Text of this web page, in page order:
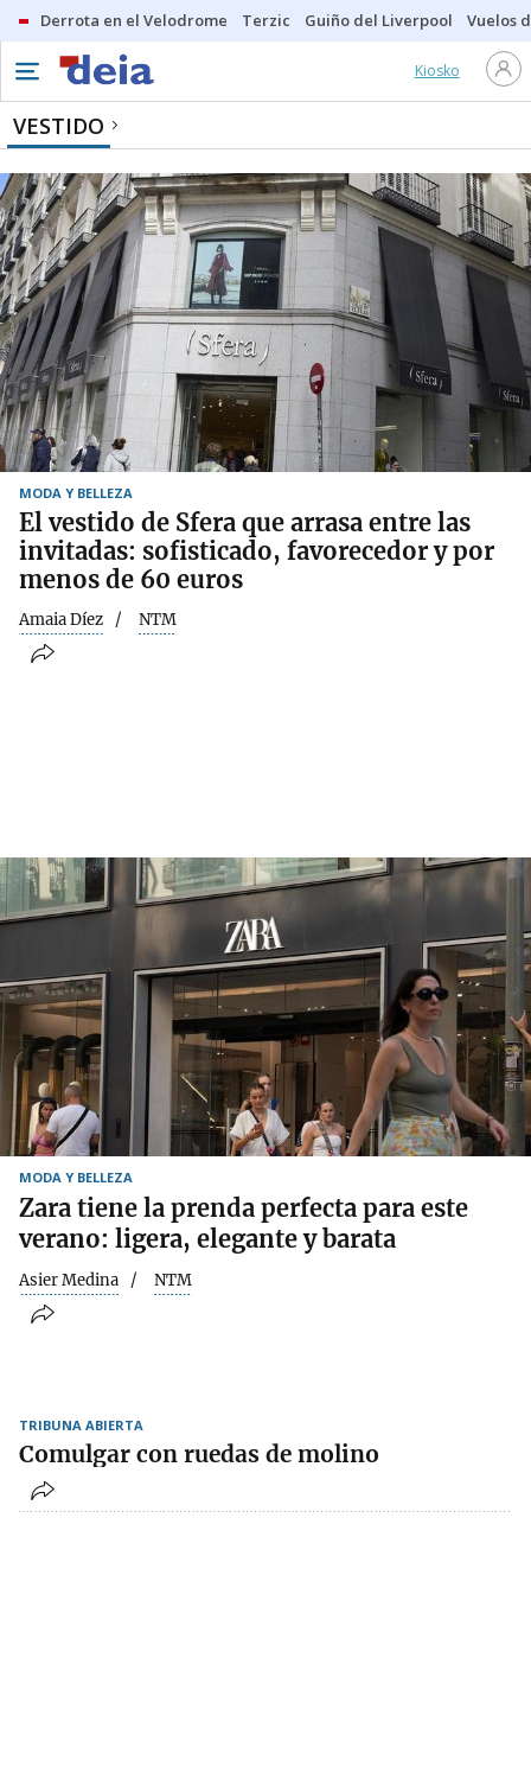
Derrota en el Velodrome Terzic Guiño del Liverpool Vuelos
Kiosko
VESTIDO
MODA Y BELLEZA
El vestido de Sfera que arrasa entre las
invitadas: sofisticado, favorecedor y por
menos de 60 euros
Amaia Díez NTM
MODA Y BELLEZA
Zara tiene la prenda perfecta para este
verano: ligera, elegante y barata
Asier Medina NTM
TRIBUNA ABIERTA
Comulgar con ruedas de molino